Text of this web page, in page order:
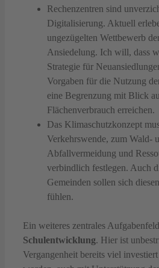
Rechenzentren sind
Digitalisierung. Aktuell
ungezügelten Wettbewerb
Ansiedelung. Ich will, dass
Strategie für
Vorgaben für die Nutzung
eine Begrenzung mit Blick
Flächenverbrauch erreichen.
Das Klimaschutzkonzept
Verkehrswende, zum Wald-
Abfallvermeidung und
verbindlich festlegen. Auch
Gemeinden sollen sich
fühlen.
Ein weiteres zentrales
Schulentwicklung. Hier ist
Vergangenheit bereits viel